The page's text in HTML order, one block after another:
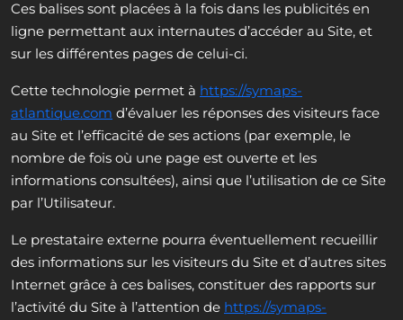
Ces balises sont placées à la fois dans les publicités en
ligne permettant aux internautes d’accéder au Site, et
sur les différentes pages de celui-ci.
Cette technologie permet à https://symaps-
atlantique.com d’évaluer les réponses des visiteurs face
au Site et l’efficacité de ses actions (par exemple, le
nombre de fois où une page est ouverte et les
informations consultées), ainsi que l’utilisation de ce Site
par l’Utilisateur.
Le prestataire externe pourra éventuellement recueillir
des informations sur les visiteurs du Site et d’autres sites
Internet grâce à ces balises, constituer des rapports sur
l’activité du Site à l’attention de https://symaps-